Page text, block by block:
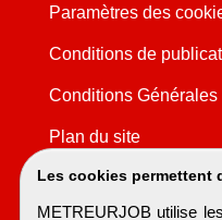
Les cookies permettent
METREURJOB utilise
Paramètres des
Conditions de
Conditions Générales
Plan du site